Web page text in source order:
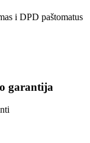
i DPD paštomatus
garantija